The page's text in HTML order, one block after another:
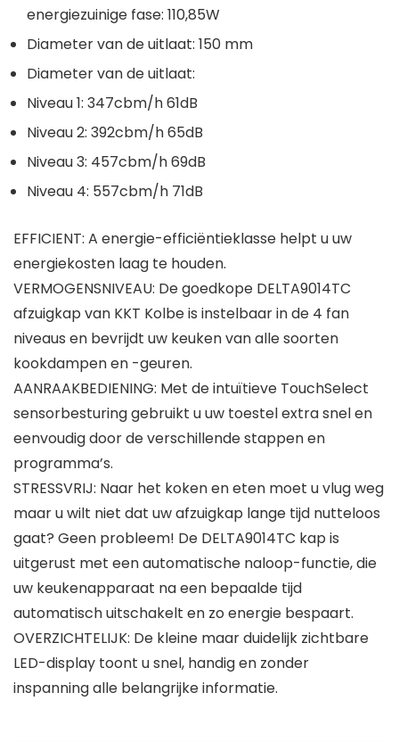
energiezuinige fase: 110,85W
Diameter van de uitlaat: 150 mm
Diameter van de uitlaat:
Niveau 1: 347cbm/h 61dB
Niveau 2: 392cbm/h 65dB
Niveau 3: 457cbm/h 69dB
Niveau 4: 557cbm/h 71dB
EFFICIENT: A energie-efficiëntieklasse helpt u uw
energiekosten laag te houden.
VERMOGENSNIVEAU: De goedkope DELTA9014TC
afzuigkap van KKT Kolbe is instelbaar in de 4 fan
niveaus en bevrijdt uw keuken van alle soorten
kookdampen en -geuren.
AANRAAKBEDIENING: Met de intuïtieve TouchSelect
sensorbesturing gebruikt u uw toestel extra snel en
eenvoudig door de verschillende stappen en
programma’s.
STRESSVRIJ: Naar het koken en eten moet u vlug weg
maar u wilt niet dat uw afzuigkap lange tijd nutteloos
gaat? Geen probleem! De DELTA9014TC kap is
uitgerust met een automatische naloop-functie, die
uw keukenapparaat na een bepaalde tijd
automatisch uitschakelt en zo energie bespaart.
OVERZICHTELIJK: De kleine maar duidelijk zichtbare
LED-display toont u snel, handig en zonder
inspanning alle belangrijke informatie.